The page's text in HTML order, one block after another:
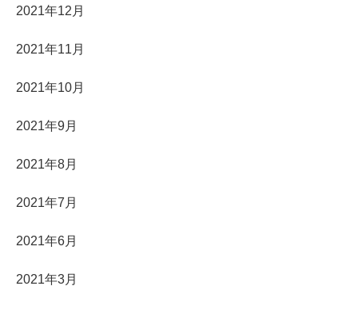
2021年12月
2021年11月
2021年10月
2021年9月
2021年8月
2021年7月
2021年6月
2021年3月